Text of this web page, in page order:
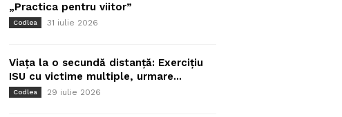
„Practica pentru viitor”
Codlea 31 iulie 2026
Viața la o secundă distanță: Exercițiu
ISU cu victime multiple, urmare...
Codlea 29 iulie 2026